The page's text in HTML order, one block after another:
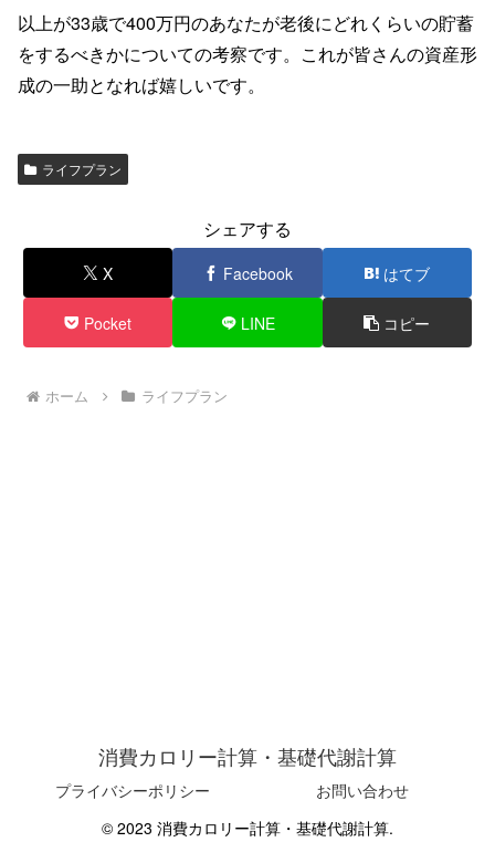
以上が33歳で400万円のあなたが老後にどれくらいの貯蓄
をするべきかについての考察です。これが皆さんの資産形
成の一助となれば嬉しいです。
ライフプラン
シェアする
X Facebook はてブ
Pocket LINE コピー
ホーム ライフプラン
消費カロリー計算・基礎代謝計算
プライバシーポリシー
お問い合わせ
© 2023 消費カロリー計算・基礎代謝計算.